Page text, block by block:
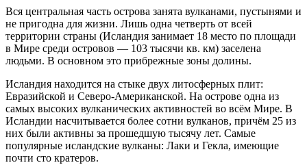
Вся центральная часть острова занята вулканами, пустынями и
не пригодна для жизни. Лишь одна четверть от всей
территории страны (Исландия занимает 18 место по площади
в Мире среди островов — 103 тысячи кв. км) заселена
людьми. В основном это прибрежные зоны долины.
Исландия находится на стыке двух литосферных плит:
Евразийской и Северо-Американской. На острове одна из
самых высоких вулканических активностей во всём Мире. В
Исландии насчитывается более сотни вулканов, причём 25 из
них были активны за прошедшую тысячу лет. Самые
популярные исландские вулканы: Лаки и Гекла, имеющие
почти сто кратеров.